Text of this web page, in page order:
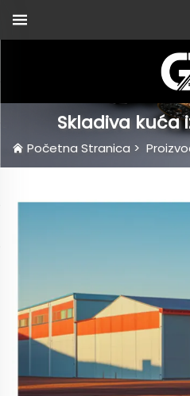
Skladiva kuća
Početna Stranica >